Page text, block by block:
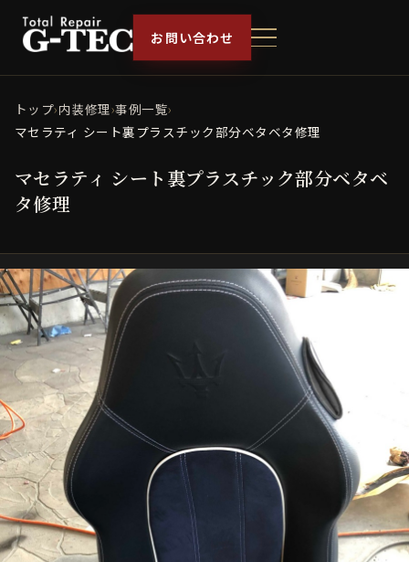
お問い合わせ
トップ›内装修理›事例一覧›
マセラティ シート裏プラスチック部分ベタベタ修理
マセラティ シート裏プラスチック部分ベタベ
タ修理